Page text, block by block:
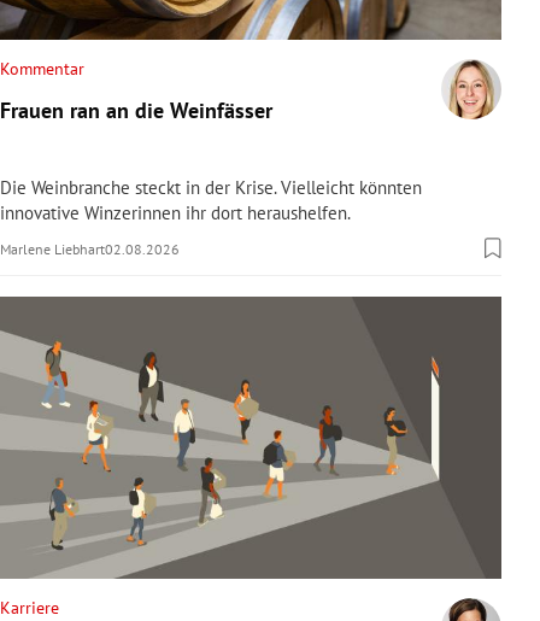
Untermenü
Untermenü
Untermenü
Untermenü
Untermenü
Untermenü
Untermenü
Kommentar
Frauen ran an die Weinfässer
Die Weinbranche steckt in der Krise. Vielleicht könnten
innovative Winzerinnen ihr dort heraushelfen.
Marlene Liebhart02.08.2026
Karriere